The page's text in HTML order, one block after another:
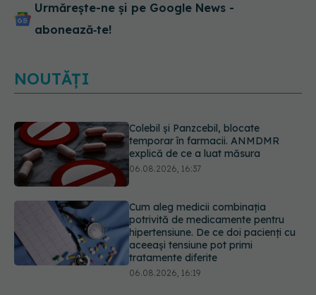
Urmărește-ne și pe Google News -
abonează‑te!
NOUTĂȚI
Cum aleg medicii combinația
potrivită de medicamente pentru
hipertensiune. De ce doi pacienți cu
aceeași tensiune pot primi
Ilie Bolojan, anunț despre spitale în
contextul crizei energetice
06.08.2026, 15:24